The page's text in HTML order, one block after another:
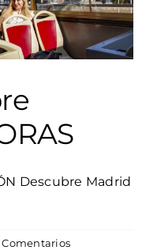
Descubre Madrid
Comentarios